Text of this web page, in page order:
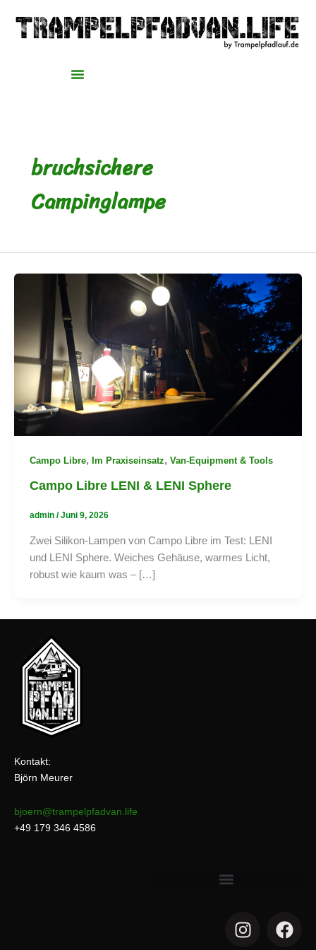
Inhalt
springen
bruchsichere
Campinglampe
Campo Libre, Im Praxiseinsatz, Van-Equipment & Tools
Campo Libre LENI & LENI Sphere
admin /Juni 9, 2026
Zwei Silikon-Lampen von Campo Libre im Test: LENI
und LENI Sphere. Weiches Gehäuse, warmes Licht,
robust wie kaum was – […]
Kontakt:
Björn Meurer
bjoern@trampelpfadvan.life
+49 179 346 4586
I
n
F
a